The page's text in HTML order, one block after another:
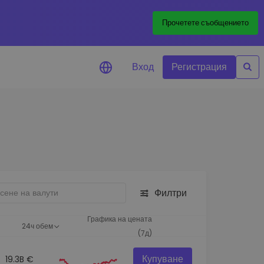
Прочетете съобщението
изпълнение
Вход Регистрация
Филтри
24ч обем
Графика на цената
(7д)
19.3B € Купуване